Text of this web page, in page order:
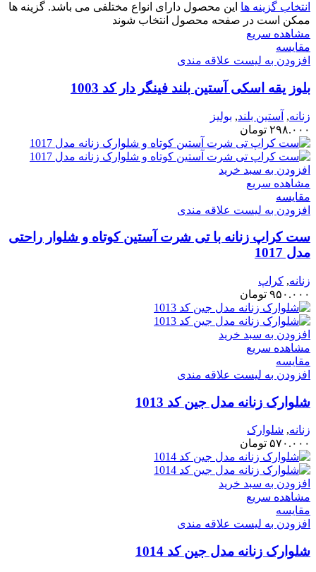
انتخاب گزینه ها این محصول دارای انواع مختلفی می باشد. گزینه ها
ممکن است در صفحه محصول انتخاب شوند
مشاهده سریع
مقایسه
افزودن به لیست علاقه مندی
بلوز یقه اسکی آستین بلند فینگر دار کد 1003
زنانه, آستین بلند, بولیز
۲۹۸.۰۰۰ تومان
افزودن به سبد خرید
مشاهده سریع
مقایسه
افزودن به لیست علاقه مندی
ست کراپ زنانه با تی شرت آستین کوتاه و شلوار راحتی
مدل 1017
زنانه, کراپ
۹۵۰.۰۰۰ تومان
افزودن به سبد خرید
مشاهده سریع
مقایسه
افزودن به لیست علاقه مندی
شلوارک زنانه مدل جین کد 1013
زنانه, شلوارک
۵۷۰.۰۰۰ تومان
افزودن به سبد خرید
مشاهده سریع
مقایسه
افزودن به لیست علاقه مندی
شلوارک زنانه مدل جین کد 1014